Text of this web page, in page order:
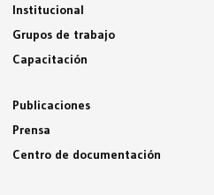
Institucional
Grupos de trabajo
Capacitación
Publicaciones
Prensa
Centro de documentación